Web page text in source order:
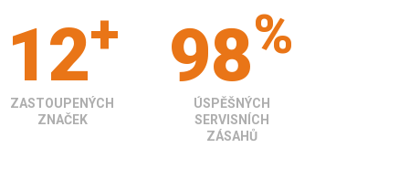
12+
ZASTOUPENÝCH
ZNAČEK
98%
ÚSPĚŠNÝCH
SERVISNÍCH
ZÁSAHŮ